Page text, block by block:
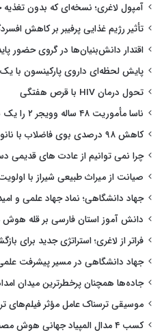
آمپول لاغری؛ نسخه‌ای که بدون
تأثیر رژیم غذایی پرفیبر بر کاهش
اقتدار دانش‌بنیان‌ها در گروی حضور
پایش لحظه‌ای داروی پارکینسون با
تحول درمان HIV با قرص هفتگی
ناسا مأموریت ۴۸ ساله وویجر ۲ را یک سال دیگر تمدید کرد
کاهش ۹۸ درصدی بوی فاضلاب با نانوفیلتر ایرانی
چرا نمی توانیم از عادت های قدیمی
صیانت از میراث طبیعی شیراز با
جهاد دانشگاهی؛ نماد جهاد علمی و
دانش آموز استان فارسی بر قله
فراتر از لاغری؛ استراتژی جدید برای
جهاد دانشگاهی در مسیر پیشرفت
جاده‌ها همچنان پرخطرترین میدان
موسیقی ترسناک عامل مؤثر فیلم‌های
کسب ۴ مدال المپیاد جهانی هوش مصنوعی برای ایران